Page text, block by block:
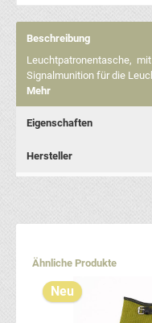
Beschreibung
Leuchtpatronentasche,
Signalmunition für die
Mehr
Eigenschaften
Hersteller
Produktgalerie
Ähnliche Produkte
Neu